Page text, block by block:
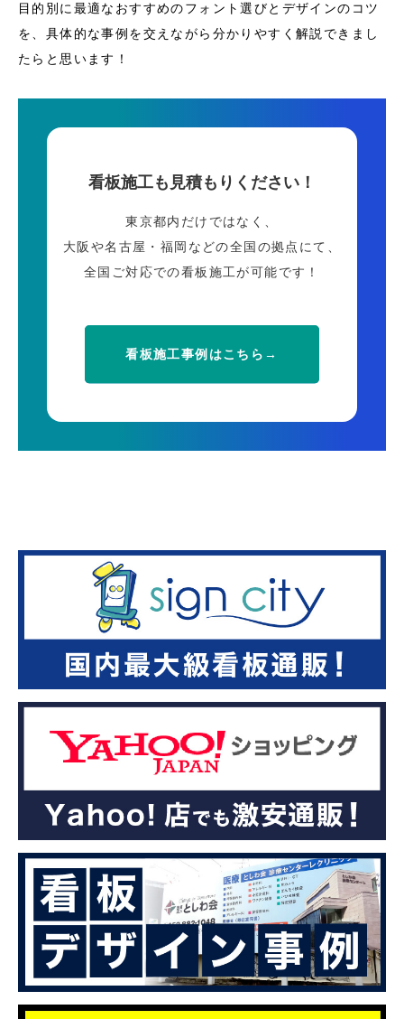
目的別に最適なおすすめのフォント選びとデザインのコツ
を、具体的な事例を交えながら分かりやすく解説できまし
たらと思います！
看板施工も見積もりください！
東京都内だけではなく、
大阪や名古屋・福岡などの全国の拠点にて、
全国ご対応での看板施工が可能です！
看板施工事例はこちら→